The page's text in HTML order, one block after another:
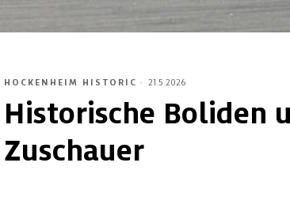
HOCKENHEIM HISTORIC · 21.5.2026
Historische Boliden
Zuschauer